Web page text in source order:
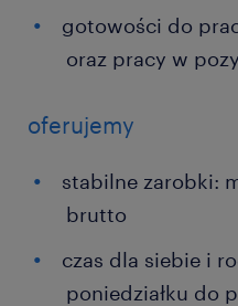
gotowości do
oraz pracy w
oferujemy
stabilne zarobki:
brutto
czas dla siebie i
poniedziałku do